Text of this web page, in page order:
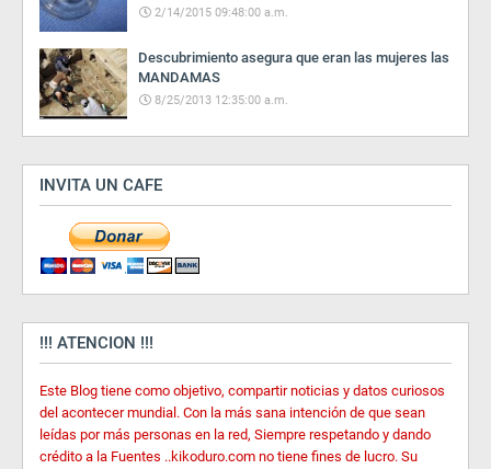
2/14/2015 09:48:00 a.m.
Descubrimiento asegura que eran las mujeres las
MANDAMAS
8/25/2013 12:35:00 a.m.
INVITA UN CAFE
!!! ATENCION !!!
Este Blog tiene como objetivo, compartir noticias y datos curiosos
del acontecer mundial. Con la más sana intención de que sean
leídas por más personas en la red, Siempre respetando y dando
crédito a la Fuentes ..kikoduro.com no tiene fines de lucro. Su